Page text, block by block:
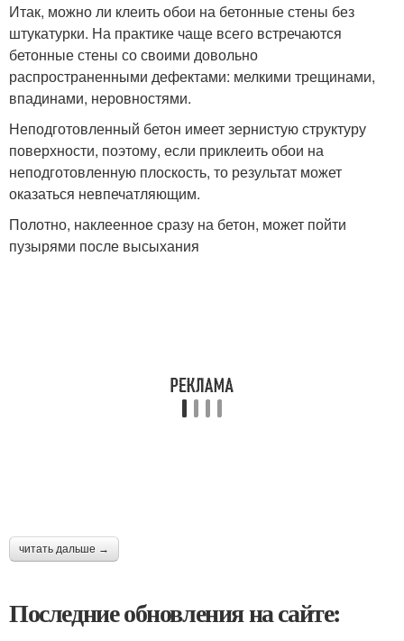
Итак, можно ли клеить обои на бетонные стены без
штукатурки. На практике чаще всего встречаются
бетонные стены со своими довольно
распространенными дефектами: мелкими трещинами,
впадинами, неровностями.
Неподготовленный бетон имеет зернистую структуру
поверхности, поэтому, если приклеить обои на
неподготовленную плоскость, то результат может
оказаться невпечатляющим.
Полотно, наклеенное сразу на бетон, может пойти
пузырями после высыхания
читать дальше →
Последние обновления на сайте: